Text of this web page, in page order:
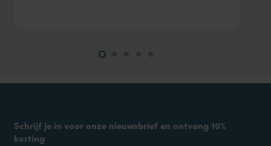
Schrijf je in voor onze nieuwsbrief en ontvang 10%
korting